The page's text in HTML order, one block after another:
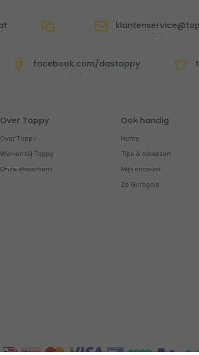
facebook.com/dastoppy
Over Toppy
Over Toppy
Werken bij Toppy
Onze showroom
Ook handig
Home
Tips & adviezen
Mijn account
Zo Geregeld